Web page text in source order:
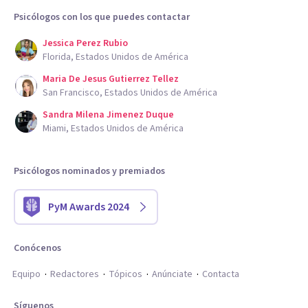
herramientas, técnicas y procesos enfocados en solventar
las necesidades y particulares de un mundo que pide
mejores resultados cada día.
Psicólogos con los que puedes contactar
Jessica Perez Rubio
Florida, Estados Unidos de América
Maria De Jesus Gutierrez Tellez
San Francisco, Estados Unidos de América
Sandra Milena Jimenez Duque
Miami, Estados Unidos de América
Psicólogos nominados y premiados
PyM Awards 2024
Conócenos
Equipo
Redactores Tópicos Anúnciate Contacta